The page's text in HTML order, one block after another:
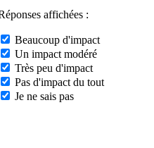
affichées :
Beaucoup d'impact
Un impact modéré
Très peu d'impact
Pas d'impact du tout
Je ne sais pas